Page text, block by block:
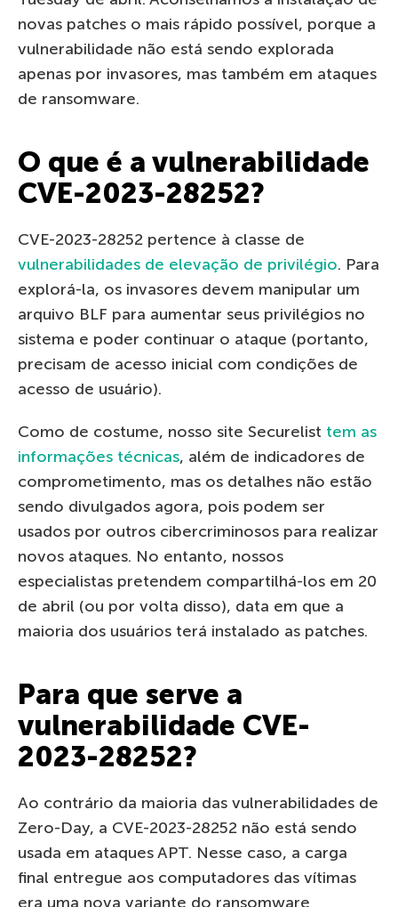
novas patches o mais rápido possível, porque a
vulnerabilidade não está sendo explorada
apenas por invasores, mas também em ataques
de ransomware.
O que é a vulnerabilidade
CVE-2023-28252?
CVE-2023-28252 pertence à classe de
vulnerabilidades de elevação de privilégio. Para
explorá-la, os invasores devem manipular um
arquivo BLF para aumentar seus privilégios no
sistema e poder continuar o ataque (portanto,
precisam de acesso inicial com condições de
acesso de usuário).
Como de costume, nosso site Securelist tem as
informações técnicas, além de indicadores de
comprometimento, mas os detalhes não estão
sendo divulgados agora, pois podem ser
usados ​​por outros cibercriminosos para realizar
novos ataques. No entanto, nossos
especialistas pretendem compartilhá-los em 20
de abril (ou por volta disso), data em que a
maioria dos usuários terá instalado as patches.
Para que serve a
vulnerabilidade CVE-
2023-28252?
Ao contrário da maioria das vulnerabilidades de
Zero-Day, a CVE-2023-28252 não está sendo
usada em ataques APT. Nesse caso, a carga
final entregue aos computadores das vítimas
era uma nova variante do ransomware